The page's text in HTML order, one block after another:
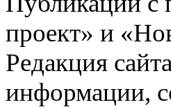
проект» и
Редакция
информации,